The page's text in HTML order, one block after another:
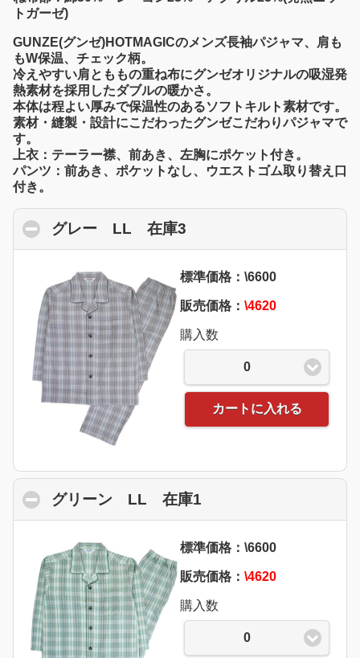
トガーゼ)
GUNZE(グンゼ)HOTMAGICのメンズ長袖パジャマ、肩も
もW保温、チェック柄。
冷えやすい肩とももの重ね布にグンゼオリジナルの吸湿発
熱素材を採用したダブルの暖かさ。
本体は程よい厚みで保温性のあるソフトキルト素材です。
素材・縫製・設計にこだわったグンゼこだわりパジャマで
す。
上衣：テーラー襟、前あき、左胸にポケット付き。
パンツ：前あき、ポケットなし、ウエストゴム取り替え口
付き。
グレー LL 在庫3
標準価格：\6600
販売価格： \4620
購入数
0
カートに入れる
グリーン LL 在庫1
標準価格：\6600
販売価格： \4620
購入数
0